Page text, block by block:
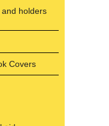
holders
Covers